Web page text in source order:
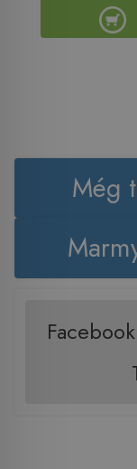
Még
Facebook